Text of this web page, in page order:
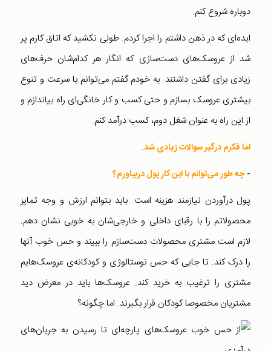
دوباره شروع کنم.
ایده‌ای که در ذهن داشتم را اجرا کردم. طولی نکشید که اتاق کارم پر
شد از عروسک‌‌های دست‌سازی که انگار هر کدام‌شان حرف‌های
زیادی برای گفتن داشتند. به خودم گفتم می‌توانم با سرعت و تنوع
بیشتری عروسک بسازم و حتی کسب و کار خانگی‌ای راه بیاندازم و
از این راه به عنوان شغل دوم، کسب درآمد کنم.
اما فکرم درگیر سوالات زیادی شد.
-چه طور می‌توانم با این کار پول دربیاورم؟
پول‌ درآوردن نیازمند هزینه‌ است. باید بتوانم ارزش و وجه تمایز
محصولاتم را با رقبای داخلی و خارجی‌شان به خوبی نشان دهم.
لازم است مشتری محصولات دست‌سازم را ببیند و حس خوب آنها
را درک کند. تا جایی که حس نوستالوژی و کودکانه‌ی عروسک‌هایم
مشتری را ترغیب به خرید کند. عروسک‌ها باید در معرض دید
مشتریان مخصوصا کودکان قرار بگیرند. اما چگونه؟